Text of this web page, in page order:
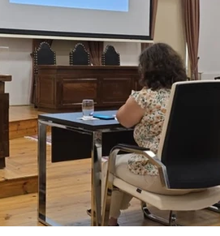
Turismo de Portugal